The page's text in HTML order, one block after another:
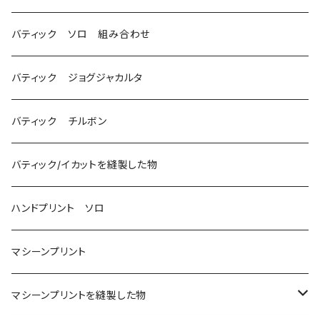
バティック ソロ 組み合わせ
バティック ジョグジャカルタ
バティック チルボン
バティック/イカットを縫製した物
ハンドプリント ソロ
マシーンプリント
マシーンプリントを縫製した物